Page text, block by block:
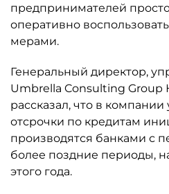
предпринимателей
оперативно
мерами.
Генеральный директор,
Umbrella Consulting Group
рассказал, что в
отсрочки по кредитам
производятся банками с
более поздние периоды,
этого года.